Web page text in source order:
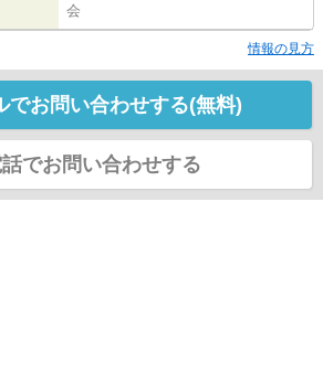
会
情報の見方
でお問い合わせする(無料)
話でお問い合わせする